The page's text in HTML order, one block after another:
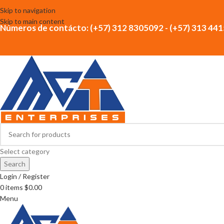
Skip to navigation
Skip to main content
Números de contácto: (+57) 312 8305092 - (+57) 313
Select category
Search
Login / Register
0items $0.00
Menu